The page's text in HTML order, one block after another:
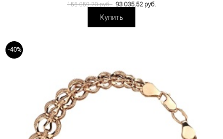
155 059.20 руб. 93 035.52 руб.
Купить
-40%